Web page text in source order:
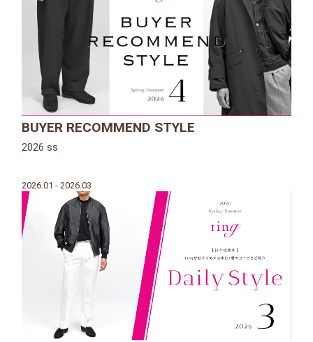
BUYER RECOMMEND STYLE
2026 ss
2026.01 - 2026.03